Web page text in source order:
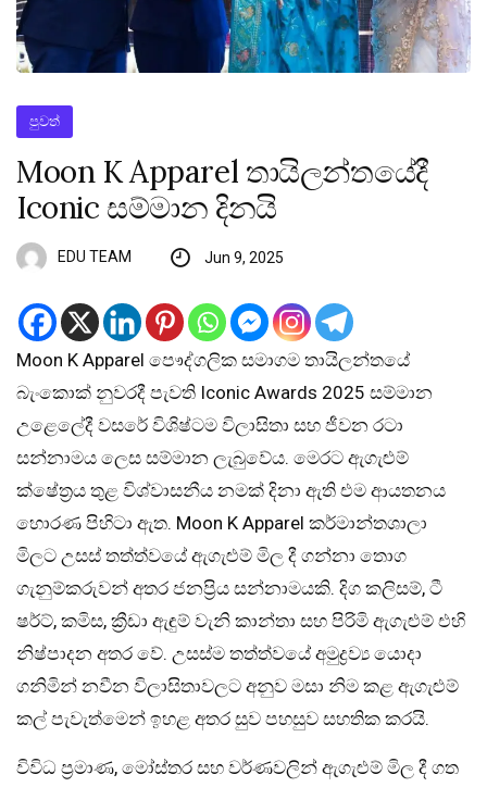
පුවත්
Moon K Apparel තායිලන්තයේදී
Iconic සම්මාන දිනයි
EDU TEAM Jun 9, 2025
Moon K Apparel පෞද්ගලික සමාගම තායිලන්තයේ
බැංකොක් නුවරදී පැවති Iconic Awards 2025 සම්මාන
උළෙලේදී වසරේ විශිෂ්ටම විලාසිතා සහ ජීවන රටා
සන්නාමය ලෙස සම්මාන ලැබුවේය. මෙරට ඇගැළුම්
ක්ෂේත්‍රය තුළ විශ්වාසනීය නමක් දිනා ඇති එම ආයතනය
හොරණ පිහිටා ඇත. Moon K Apparel කර්මාන්තශාලා
මිලට උසස් තත්ත්වයේ ඇගැළුම් මිල දී ගන්නා තොග
ගැනුම්කරුවන් අතර ජනප්‍රිය සන්නාමයකි. දිග කලිසම්, ටී
ෂර්ට්, කමිස, ක්‍රීඩා ඇඳුම් වැනි කාන්තා සහ පිරිමි ඇගැළුම් එහි
නිෂ්පාදන අතර වේ. උසස්ම තත්ත්වයේ අමුද්‍රව්‍ය යොදා
ගනිමින් නවීන විලාසිතාවලට අනුව මසා නිම කළ ඇගැළුම්
කල් පැවැත්මෙන් ඉහළ අතර සුව පහසුව සහතික කරයි.
විවිධ ප්‍රමාණ, මෝස්තර සහ වර්ණවලින් ඇගැළුම් මිල දී ගත